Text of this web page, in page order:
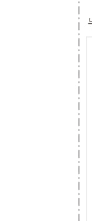
허브
여름
올리
버터
해물
김치
깊은
결실
밤과
곶감
단호